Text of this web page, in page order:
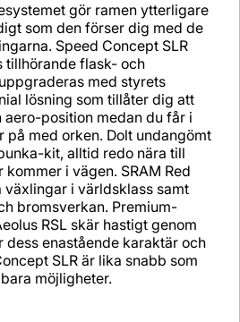
gör ramen ytterligare
som den förser dig med de
Speed Concept SLR
tillhörande flask- och
med styrets
lösning som tillåter dig att
position medan du får i
med orken. Dolt undangömt
kit, alltid redo nära till
i vägen. SRAM Red
växlingar i världsklass samt
bromsverkan. Premium-
RSL skär hastigt genom
enastående karaktär och
SLR är lika snabb som
möjligheter.